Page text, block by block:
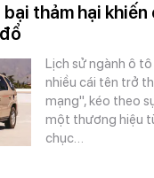
bại thảm hại
Lịch sử ngành ô
nhiều cái tên trở
mạng", kéo theo
một thương hiệu
chục…